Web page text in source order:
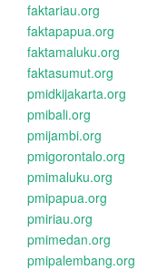
faktariau.org
faktapapua.org
faktamaluku.org
faktasumut.org
pmidkijakarta.org
pmibali.org
pmijambi.org
pmigorontalo.org
pmimaluku.org
pmipapua.org
pmiriau.org
pmimedan.org
pmipalembang.org